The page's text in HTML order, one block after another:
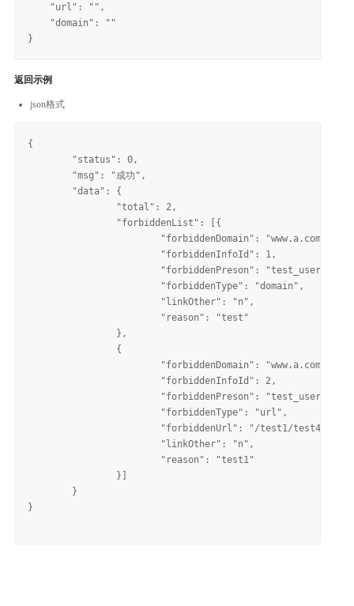
    "url": "",
    "domain": ""
返回示例
json格式
{
}